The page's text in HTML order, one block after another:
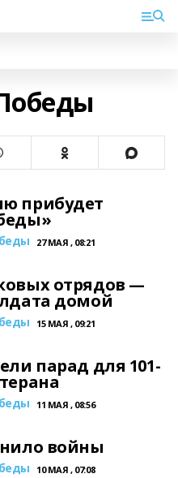
прибудет
27 МАЯ , 08:21
отрядов —
домой
15 МАЯ , 09:21
парад для 101-
11 МАЯ , 08:56
войны
10 МАЯ , 07:08